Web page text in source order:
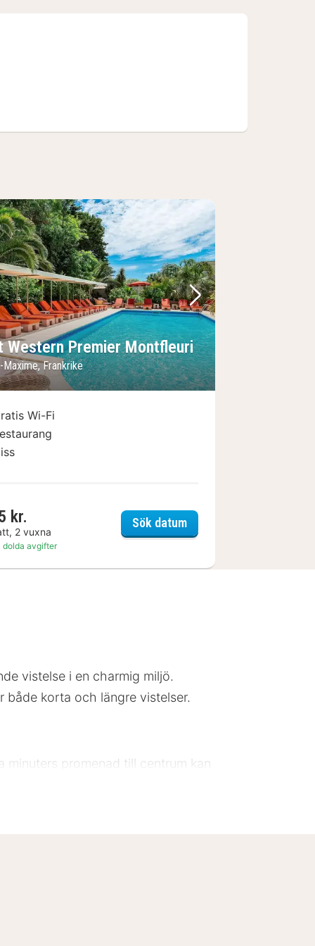
Le Revest Sainte Maxime
bild
Nästa bild
Western Premier Montfleuri
Maxime, Frankrike
Wi-Fi
kr.
2 vuxna
dolda avgifter
Sök datumBest Western Premier
vistelse i en charmig miljö.
korta och längre vistelser.
promenad till centrum kan
flera museer och gallerier i